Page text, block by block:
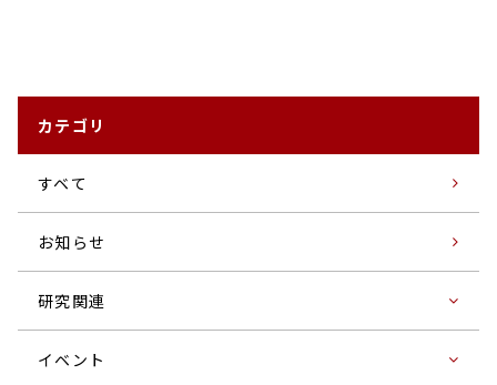
カテゴリ
すベて
お知らせ
研究関連
イベント